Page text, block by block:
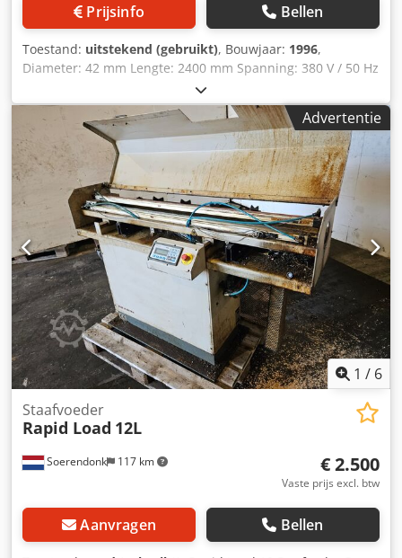
Prijsinfo Bellen
Toestand: uitstekend (gebruikt), Bouwjaar: 1996,
Diameter: 42 mm Lengte: 2400 mm Spanning: 380 V / 50 Hz
Totaal benodigd vermogen: 1,1 kW Machinegewicht ca. 0,4
t Staafgeleidingsbuis Crsdpfx Aotv Ilcoh Sof Diameter 42 x
2400 mm lengte 2 staanders 1 hydraulische unitAdvertentie
1 / 6
Soerendonk 117 km
Staafvoeder
Rapid Load 12L
€ 2.500
Vaste prijs excl. btw
Aanvragen Bellen